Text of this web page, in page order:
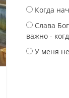
Когда
Слава
важно -
У меня